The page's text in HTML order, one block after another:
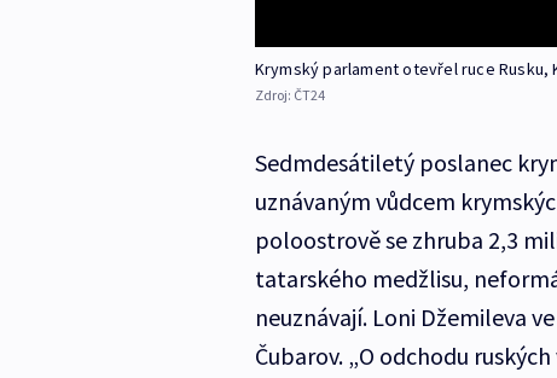
Krymský parlament otevřel ruce Rusku,
Zdroj: ČT24
Sedmdesátiletý poslanec
uznávaným vůdcem
poloostrově se zhruba 2,3
tatarského medžlisu,
neuznávají. Loni Džemileva
Čubarov. „O odchodu